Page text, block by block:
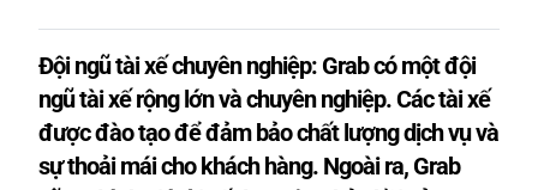
Đội ngũ tài xế chuyên nghiệp: Grab có một đội
ngũ tài xế rộng lớn và chuyên nghiệp. Các tài xế
được đào tạo để đảm bảo chất lượng dịch vụ và
sự thoải mái cho khách hàng. Ngoài ra, Grab